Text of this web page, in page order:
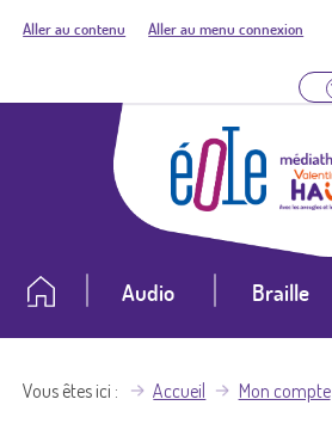
Aller au contenu Aller au menu connexion
Audio Braille
Vous êtes ici Accueil Mon compte